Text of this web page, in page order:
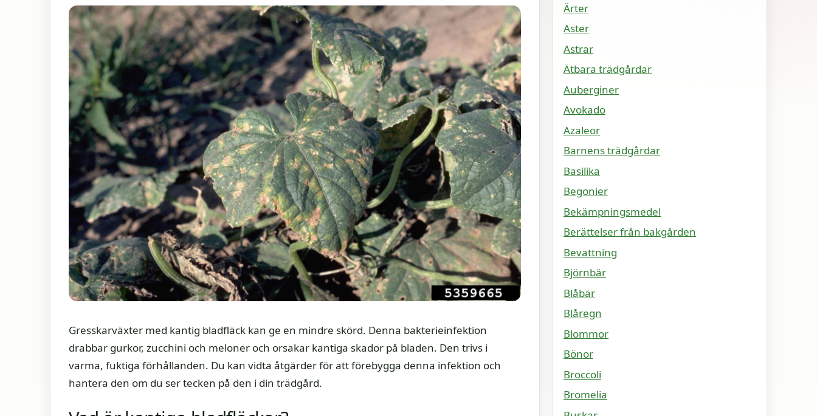
Gresskarväxter med kantig bladfläck kan ge en mindre skörd. Denna bakterieinfektion
drabbar gurkor, zucchini och meloner och orsakar kantiga skador på bladen. Den trivs i
varma, fuktiga förhållanden. Du kan vidta åtgärder för att förebygga denna infektion och
hantera den om du ser tecken på den i din trädgård.
Ärter
Aster
Astrar
Ätbara trädgårdar
Auberginer
Avokado
Azaleor
Barnens trädgårdar
Basilika
Begonier
Bekämpningsmedel
Berättelser från bakgården
Bevattning
Björnbär
Blåbär
Blåregn
Blommor
Bönor
Broccoli
Bromelia